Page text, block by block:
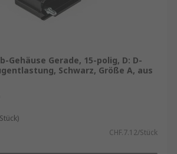
Gehäuse Gerade, 15-polig, D: D-
Schwarz, Größe A, aus
CHF.7.12/Stück